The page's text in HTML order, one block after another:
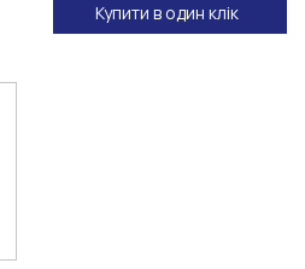
Купити в один клік